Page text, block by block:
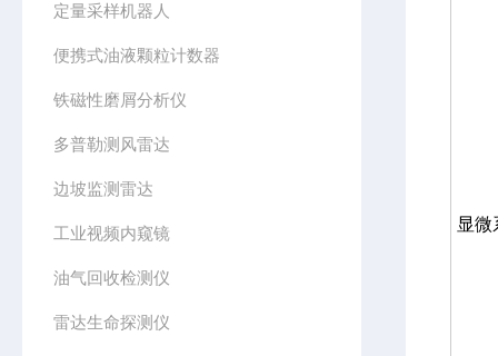
定量采样机器人
便携式油液颗粒计数器
铁磁性磨屑分析仪
多普勒测风雷达
边坡监测雷达
工业视频内窥镜
油气回收检测仪
雷达生命探测仪
显微